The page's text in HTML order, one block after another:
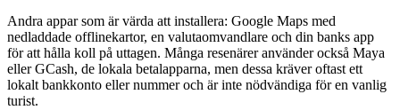
Andra appar som är värda att installera: Google Maps med
nedladdade offlinekartor, en valutaomvandlare och din banks app
för att hålla koll på uttagen. Många resenärer använder också Maya
eller GCash, de lokala betalapparna, men dessa kräver oftast ett
lokalt bankkonto eller nummer och är inte nödvändiga för en vanlig
turist.